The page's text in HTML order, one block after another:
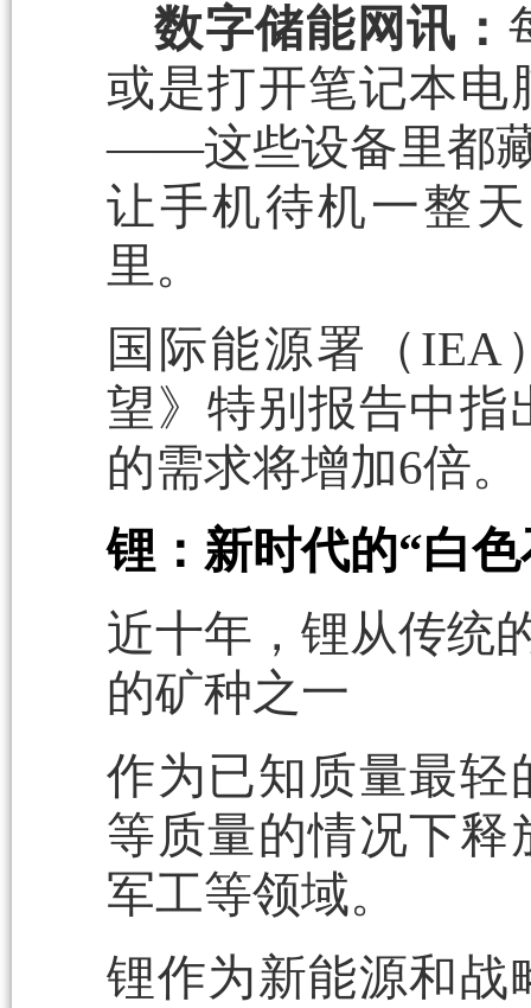
数字储能网讯：
或是打开笔记本电
——这些设备里都
让手机待机一整
里。
国际能源署（IEA
望》特别报告中指
的需求将增加6倍。
锂：新时代的“白
近十年，锂从传统
的矿种之一
作为已知质量最轻
等质量的情况下释
军工等领域。
锂作为新能源和战